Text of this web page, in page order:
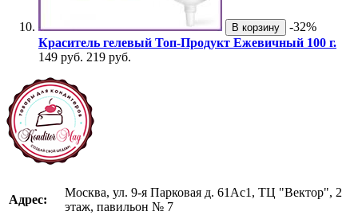
В корзину
-32%
Краситель гелевый Топ-Продукт Ежевичный 100 г.
149 руб. 219 руб.
Адрес:
Москва, ул. 9-я Парковая д. 61Ас1, ТЦ "Вектор", 2
этаж, павильон № 7